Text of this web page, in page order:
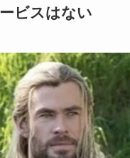
ビスはない